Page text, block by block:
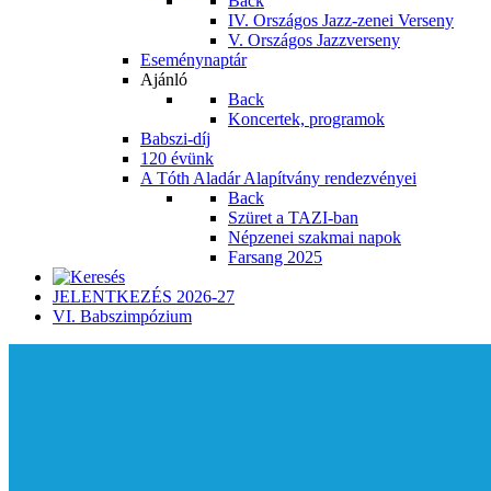
IV. Országos Jazz-zenei Verseny
V. Országos Jazzverseny
Eseménynaptár
Ajánló
Back
Koncertek, programok
Babszi-díj
120 évünk
A Tóth Aladár Alapítvány rendezvényei
Back
Szüret a TAZI-ban
Népzenei szakmai napok
Farsang 2025
JELENTKEZÉS 2026-27
VI. Babszimpózium